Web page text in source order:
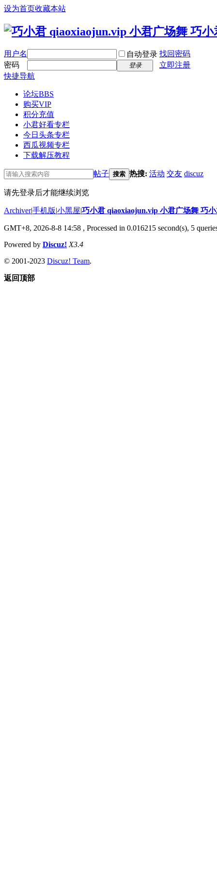
设为首页收藏本站
用户名 自动登录 找回密码
密码
登录
立即注册
快捷导航
论坛BBS
购买VIP
积分充值
小君好看专栏
今日头条专栏
西瓜视频专栏
下载解压教程
帖子 搜索 热搜: 活动 交友 discuz
请先登录后才能继续浏览
Archiver|手机版|小黑屋|巧小君 qiaoxiaojun.vip 小君广场舞 巧
GMT+8, 2026-8-8 14:58 , Processed in 0.016215 second(s), 5
Powered by Discuz! X3.4
© 2001-2023 Discuz! Team.
返回顶部